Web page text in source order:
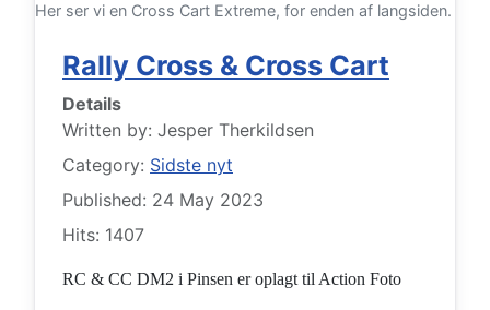
Her ser vi en Cross Cart Extreme, for enden af langsiden.
Rally Cross & Cross Cart
Details
Written by: Jesper Therkildsen
Category: Sidste nyt
Published: 24 May 2023
Hits: 1407
RC & CC DM2 i Pinsen er oplagt til Action Foto